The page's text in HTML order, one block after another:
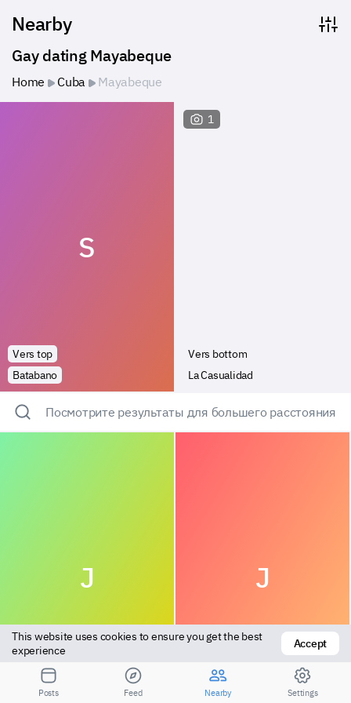
Nearby
Gay dating Mayabeque
Home Cuba Mayabeque
S
Vers top
Batabano
1
Vers bottom
La Casualidad
Посмотрите результаты для большего расстояния
J
Versatile
J
Versatile
This website uses cookies to ensure you get the best
experience
Accept
Posts Feed Nearby Settings